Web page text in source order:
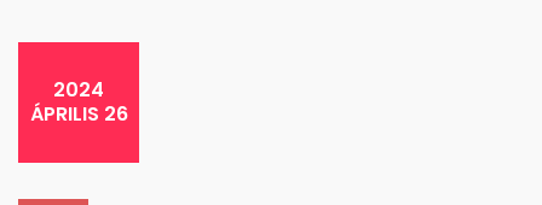
2024
ÁPRILIS 26